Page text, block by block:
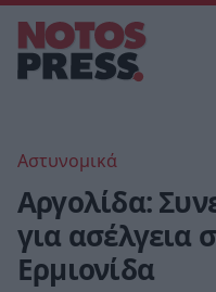
Αστυνομικά
Αργολίδα:
για ασέλγεια
Ερμιονίδα